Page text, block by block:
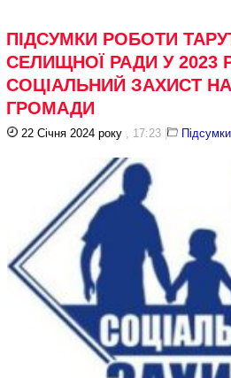
ПІДСУМКИ РОБОТИ
СЕЛИЩНОЇ РАДИ У 2023
СОЦІАЛЬНИЙ ЗАХИСТ
ГРОМАДИ
22 Січня 2024 року , 17:23 |